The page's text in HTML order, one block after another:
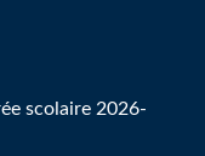
scolaire 2026-